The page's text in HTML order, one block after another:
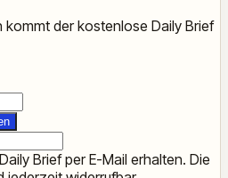
kommt der kostenlose Daily Brief
Brief per E-Mail erhalten. Die